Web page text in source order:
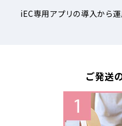
iEC専用アプリの導入から
ご発送